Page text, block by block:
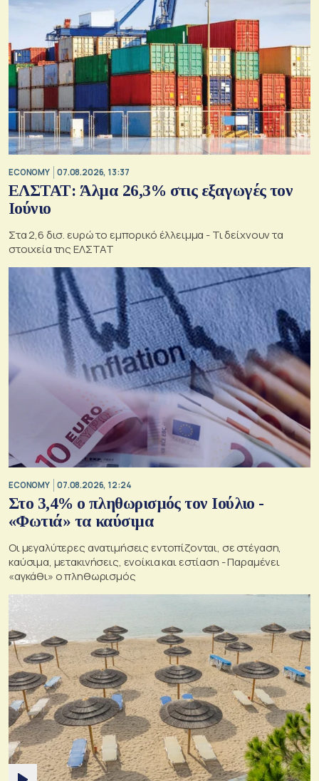
ECONOMY 07.08.2026, 13:37
ΕΛΣΤΑΤ: Άλμα 26,3% στις εξαγωγές τον
Ιούνιο
Στα 2,6 δισ. ευρώ το εμπορικό έλλειμμα - Τι δείχνουν τα
στοιχεία της ΕΛΣΤΑΤ
ECONOMY 07.08.2026, 12:24
Στο 3,4% ο πληθωρισμός τον Ιούλιο -
«Φωτιά» τα καύσιμα
Οι μεγαλύτερες ανατιμήσεις εντοπίζονται, σε στέγαση,
καύσιμα, μετακινήσεις, ενοίκια και εστίαση - Παραμένει
«αγκάθι» ο πληθωρισμός